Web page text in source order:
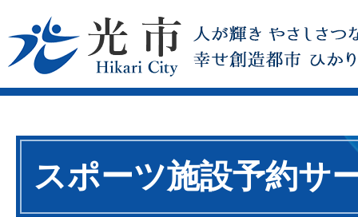
スポーツ施設予約サ